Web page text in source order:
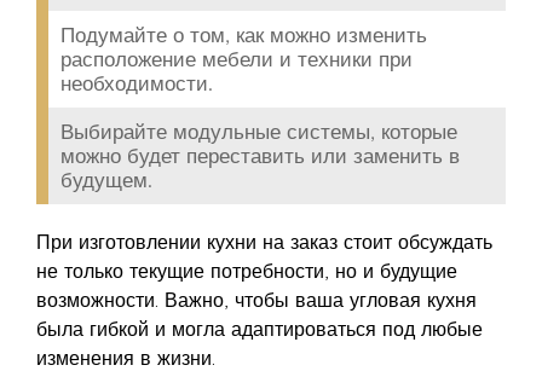
Подумайте о том, как можно изменить
расположение мебели и техники при
необходимости.
Выбирайте модульные системы, которые
можно будет переставить или заменить в
будущем.
При изготовлении кухни на заказ стоит обсуждать
не только текущие потребности, но и будущие
возможности. Важно, чтобы ваша угловая кухня
была гибкой и могла адаптироваться под любые
изменения в жизни.